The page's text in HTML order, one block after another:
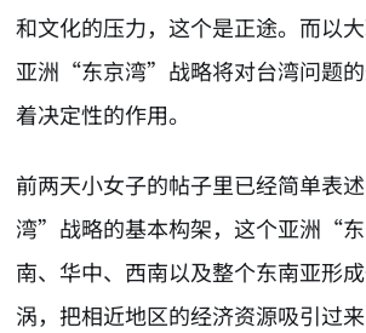
和文化的压力，这个是正途。而以
亚洲“东京湾”战略将对台湾问题
着决定性的作用。
前两天小女子的帖子里已经简单表
湾”战略的基本构架，这个亚洲“
南、华中、西南以及整个东南亚形
涡，把相近地区的经济资源吸引过